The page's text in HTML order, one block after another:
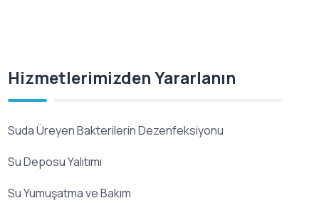
Hizmetlerimizden Yararlanın
Suda Üreyen Bakterilerin Dezenfeksiyonu
Su Deposu Yalıtımı
Su Yumuşatma ve Bakım